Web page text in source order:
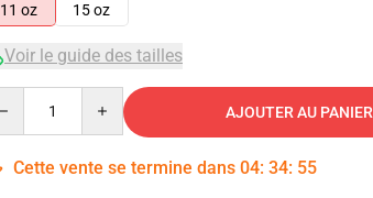
11 oz
15 oz
Voir le guide des tailles
AJOUTER AU PANIER
Cette vente se termine dans 04: 34: 54